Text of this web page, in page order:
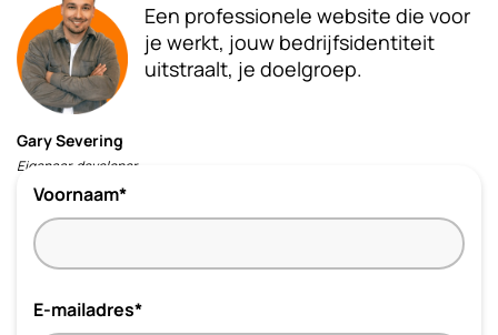
Gary Severing
Eigenaar, developer
Een professionele website die voor
je werkt, jouw bedrijfsidentiteit
uitstraalt, je doelgroep.
Voornaam*
E-mailadres*